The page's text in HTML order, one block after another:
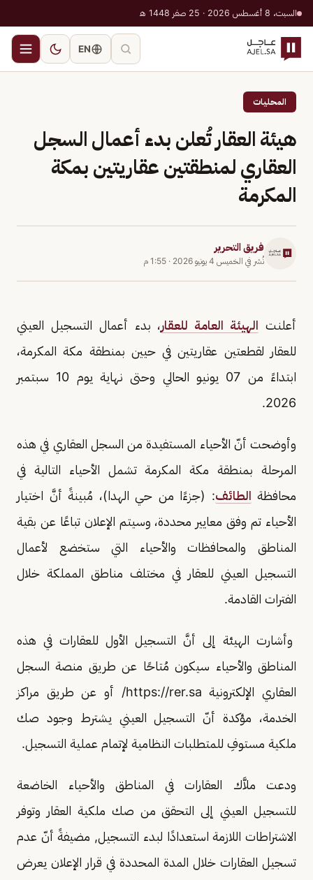
السبت، 8 أغسطس 2026 · 25 صفر 1448 هـ
EN
المحليات
هيئة العقار تُعلن بدء أعمال السجل
العقاري لمنطقتين عقاريتين بمكة
المكرمة
فريق التحرير
نُشر في الخميس 4 يونيو 2026 · 1:55 م
أعلنت الهيئة العامة للعقار، بدء أعمال التسجيل العيني
للعقار لقطعتين عقاريتين في حيين بمنطقة مكة المكرمة،
ابتداءً من 07 يونيو الحالي وحتى نهاية يوم 10 سبتمبر
2026.
وأوضحت أنّ الأحياء المستفيدة من السجل العقاري في هذه
المرحلة بمنطقة مكة المكرمة تشمل الأحياء التالية في
محافظة الطائف: (جزءًا من حي الهدا)، مُبينةً أنَّ اختيار
الأحياء تم وفق معايير محددة، وسيتم الإعلان تباعًا عن بقية
المناطق والمحافظات والأحياء التي ستخضع لأعمال
التسجيل العيني للعقار في مختلف مناطق المملكة خلال
الفترات القادمة.
وأشارت الهيئة إلى أنَّ التسجيل الأول للعقارات في هذه
المناطق والأحياء سيكون مُتاحًا عن طريق منصة السجل
العقاري الإلكترونية https://rer.sa/ أو عن طريق مراكز
الخدمة، مؤكدة أنّ التسجيل العيني يشترط وجود صك
ملكية مستوفِ للمتطلبات النظامية لإتمام عملية التسجيل.
ودعت ملاَّك العقارات في المناطق والأحياء الخاضعة
للتسجيل العيني إلى التحقق من صك ملكية العقار وتوفر
الاشتراطات اللازمة استعدادًا لبدء التسجيل, مضيفةً أنّ عدم
تسجيل العقارات خلال المدة المحددة في قرار الإعلان يعرض